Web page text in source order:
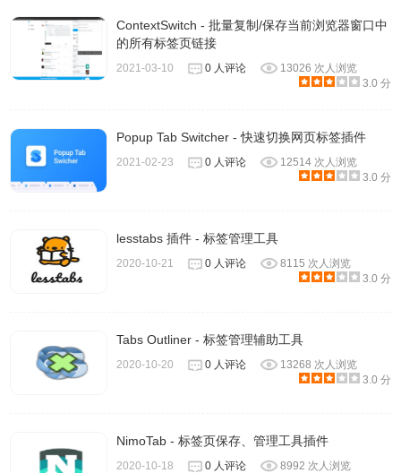
ContextSwitch - 批量复制/保存当前浏览器窗口中
的所有标签页链接
2021-03-10 0 人评论
13026 次人浏览
3.0 分
Popup Tab Switcher - 快速切换网页标签插件
2021-02-23 0 人评论
12514 次人浏览
3.0 分
lesstabs 插件 - 标签管理工具
2020-10-21 0 人评论
8115 次人浏览
3.0 分
Tabs Outliner - 标签管理辅助工具
2020-10-20 0 人评论
13268 次人浏览
3.0 分
NimoTab - 标签页保存、管理工具插件
2020-10-18 0 人评论
8992 次人浏览